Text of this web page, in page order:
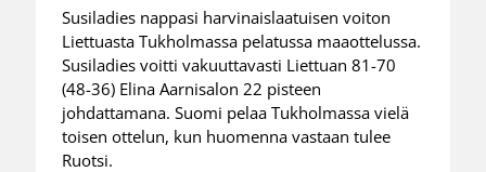
Susiladies nappasi harvinaislaatuisen voiton
Liettuasta Tukholmassa pelatussa maaottelussa.
Susiladies voitti vakuuttavasti Liettuan 81-70
(48-36) Elina Aarnisalon 22 pisteen
johdattamana. Suomi pelaa Tukholmassa vielä
toisen ottelun, kun huomenna vastaan tulee
Ruotsi.